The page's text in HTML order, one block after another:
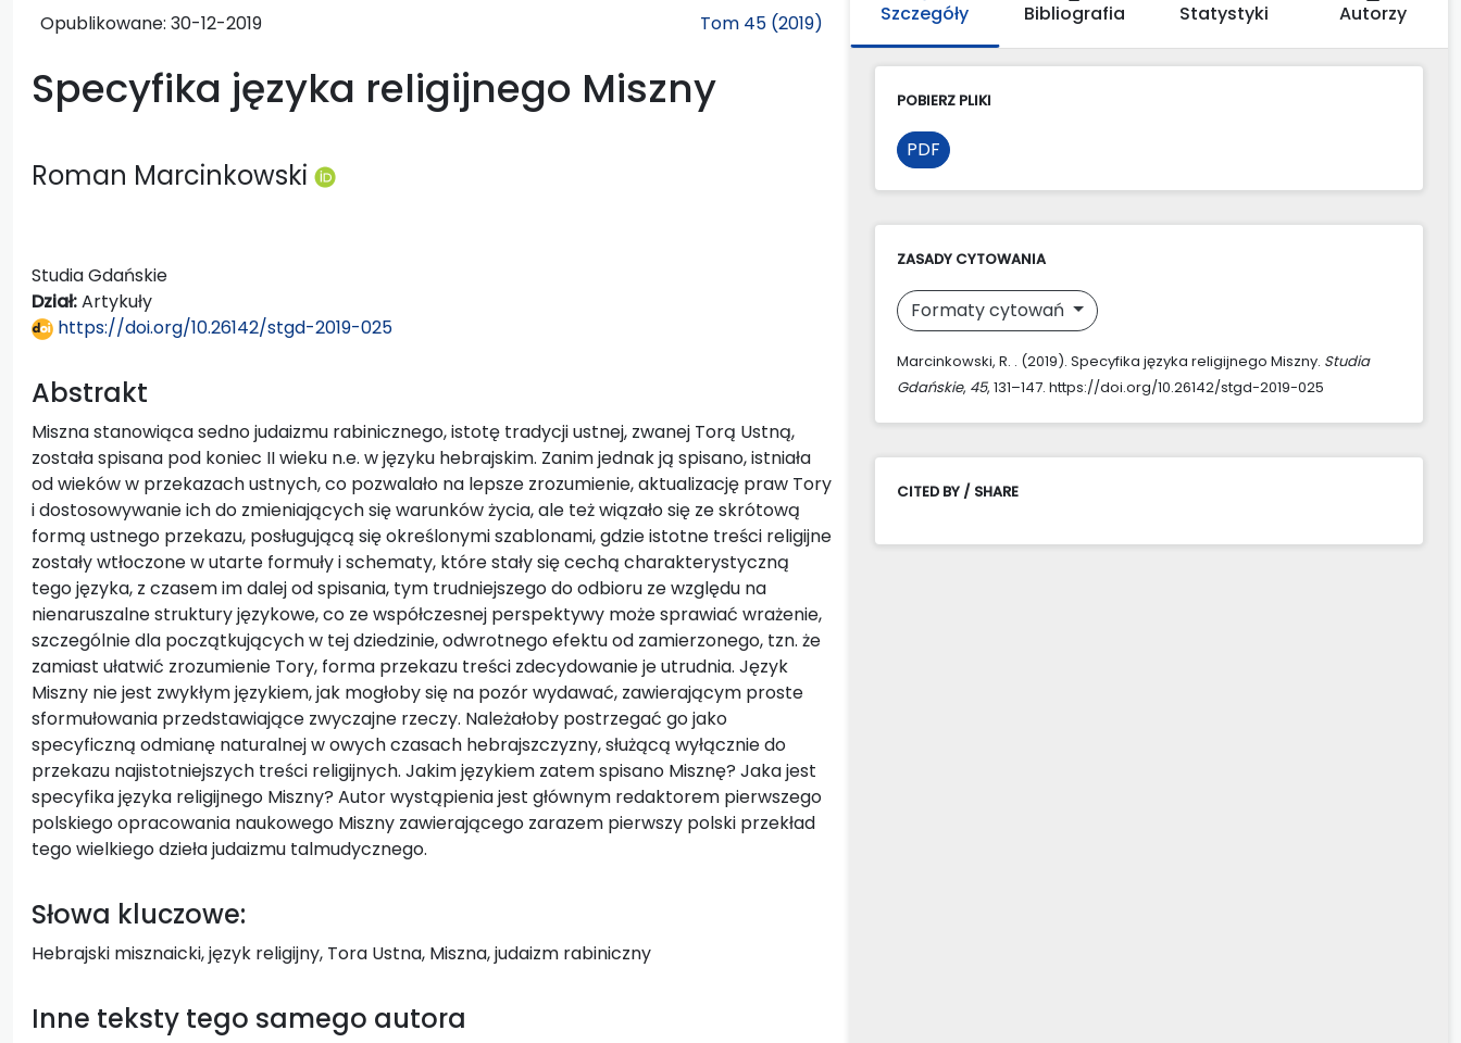
Opublikowane: 30-12-2019 Tom 45 (2019)
Specyfika języka religijnego Miszny
Roman Marcinkowski
Studia Gdańskie
Dział:Artykuły
https://doi.org/10.26142/stgd-2019-025
Abstrakt
Miszna stanowiąca sedno judaizmu rabinicznego, istotę tradycji ustnej, zwanej Torą Ustną,
została spisana pod koniec II wieku n.e. w języku hebrajskim. Zanim jednak ją spisano, istniała
od wieków w przekazach ustnych, co pozwalało na lepsze zrozumienie, aktualizację praw Tory
i dostosowywanie ich do zmieniających się warunków życia, ale też wiązało się ze skrótową
formą ustnego przekazu, posługującą się określonymi szablonami, gdzie istotne treści religijne
zostały wtłoczone w utarte formuły i schematy, które stały się cechą charakterystyczną
tego języka, z czasem im dalej od spisania, tym trudniejszego do odbioru ze względu na
nienaruszalne struktury językowe, co ze współczesnej perspektywy może sprawiać wrażenie,
szczególnie dla początkujących w tej dziedzinie, odwrotnego efektu od zamierzonego, tzn. że
zamiast ułatwić zrozumienie Tory, forma przekazu treści zdecydowanie je utrudnia. Język
Miszny nie jest zwykłym językiem, jak mogłoby się na pozór wydawać, zawierającym proste
sformułowania przedstawiające zwyczajne rzeczy. Należałoby postrzegać go jako
specyficzną odmianę naturalnej w owych czasach hebrajszczyzny, służącą wyłącznie do
przekazu najistotniejszych treści religijnych. Jakim językiem zatem spisano Misznę? Jaka jest
specyfika języka religijnego Miszny? Autor wystąpienia jest głównym redaktorem pierwszego
polskiego opracowania naukowego Miszny zawierającego zarazem pierwszy polski przekład
tego wielkiego dzieła judaizmu talmudycznego.
Słowa kluczowe:
Hebrajski misznaicki, język religijny, Tora Ustna, Miszna, judaizm rabiniczny
Inne teksty tego samego autora
Szczegóły Bibliografia Statystyki Autorzy
POBIERZ PLIKI
PDF
ZASADY CYTOWANIA
Formaty cytowań
Marcinkowski, R. . (2019). Specyfika języka religijnego Miszny. Studia
Gdańskie, 45, 131–147. https://doi.org/10.26142/stgd-2019-025
CITED BY / SHARE